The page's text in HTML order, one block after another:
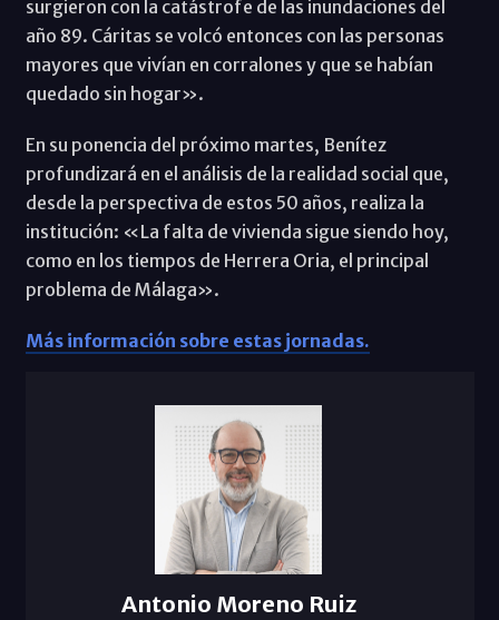
surgieron con la catástrofe de las inundaciones del
año 89. Cáritas se volcó entonces con las personas
mayores que vivían en corralones y que se habían
quedado sin hogar».
En su ponencia del próximo martes, Benítez
profundizará en el análisis de la realidad social que,
desde la perspectiva de estos 50 años, realiza la
institución: «La falta de vivienda sigue siendo hoy,
como en los tiempos de Herrera Oria, el principal
problema de Málaga».
Más información sobre estas jornadas.
Antonio Moreno Ruiz